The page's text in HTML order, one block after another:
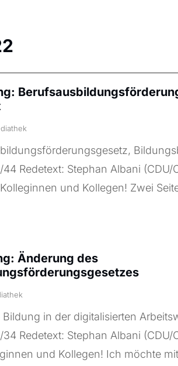
Redetext: Stephan Albani (CDU/
und Kollegen! Zwei
Änderung des
in der digitalisierten
Redetext: Stephan Albani (CDU/
und Kollegen! Ich möchte